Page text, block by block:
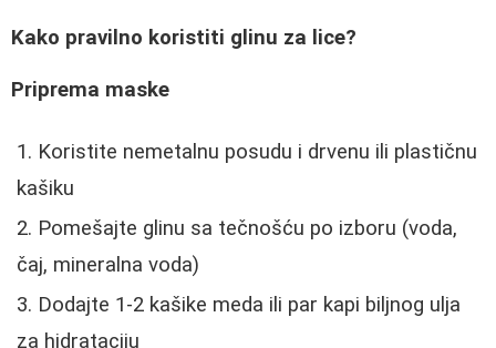
Kako pravilno koristiti glinu za lice?
Priprema maske
Koristite nemetalnu posudu i drvenu ili plastičnu
kašiku
Pomešajte glinu sa tečnošću po izboru (voda,
čaj, mineralna voda)
Dodajte 1-2 kašike meda ili par kapi biljnog ulja
za hidrataciju